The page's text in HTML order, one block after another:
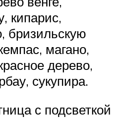
кипарис,
бризильскую
магано,
дерево,
сукупира.
с подсветкой